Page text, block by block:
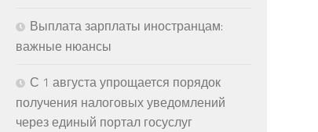
Выплата зарплаты иностранцам:
важные нюансы
С 1 августа упрощается порядок
получения налоговых уведомлений
через единый портал госуслуг